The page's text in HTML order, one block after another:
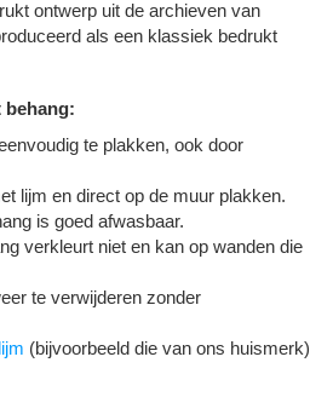
ontwerp uit de archieven van
als een klassiek bedrukt
behang:
te plakken, ook door
lijm en direct op de muur plakken.
is goed afwasbaar.
verkleurt niet en kan op wanden die
te verwijderen zonder
(bijvoorbeeld die van ons huismerk)